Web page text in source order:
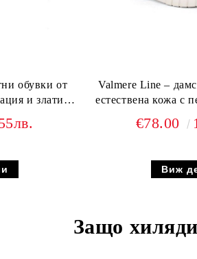
обувки от
и златист
Valmere Line –
естествена кожа с
€78.00
Виж
Защо